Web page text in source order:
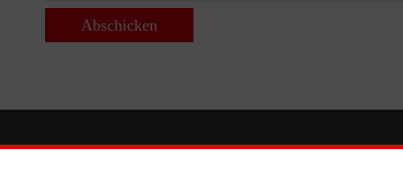
Abschicken
Informationen Die